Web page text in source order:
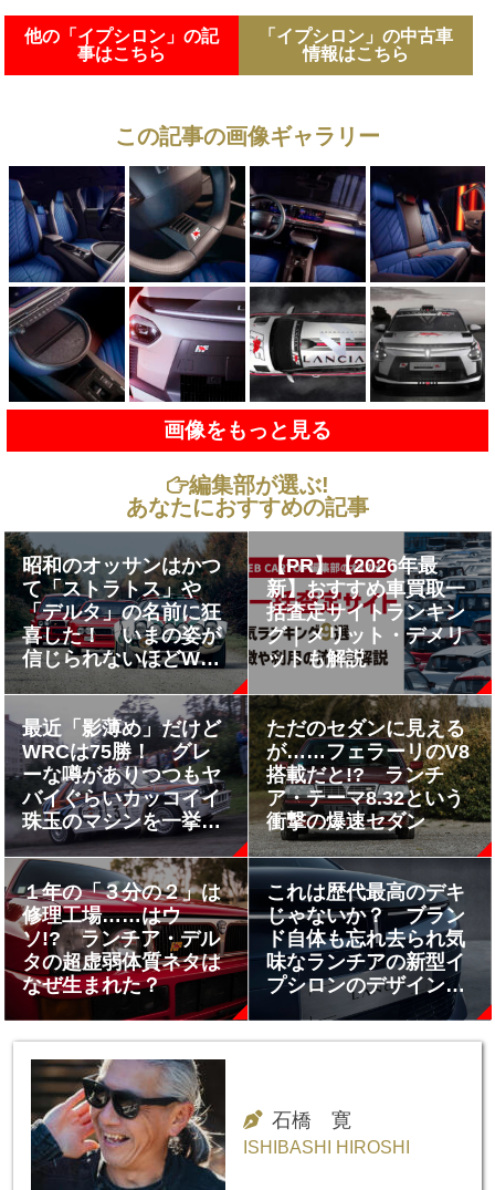
他の「イプシロン」の記
事はこちら
「イプシロン」の中古車
情報はこちら
この記事の画像ギャラリー
画像をもっと見る
編集部が選ぶ!
あなたにおすすめの記事
昭和のオッサンはかつ
て「ストラトス」や
「デルタ」の名前に狂
喜した！ いまの姿が
信じられないほどWRC
で無双した「ランチ
ア」の活躍っぷり
【PR】【2026年最
新】おすすめ車買取一
括査定サイトランキン
グ｜メリット・デメリ
ットも解説
最近「影薄め」だけど
WRCは75勝！ グレ
ーな噂がありつつもヤ
バイぐらいカッコイイ
珠玉のマシンを一挙紹
介!!
ただのセダンに見える
が……フェラーリのV8
搭載だと!? ランチ
ア・テーマ8.32という
衝撃の爆速セダン
１年の「３分の２」は
修理工場……はウ
ソ!? ランチア・デル
タの超虚弱体質ネタは
なぜ生まれた？
これは歴代最高のデキ
じゃないか？ ブラン
ド自体も忘れ去られ気
味なランチアの新型イ
プシロンのデザインを
プロが徹底チェック
石橋 寛
ISHIBASHI HIROSHI